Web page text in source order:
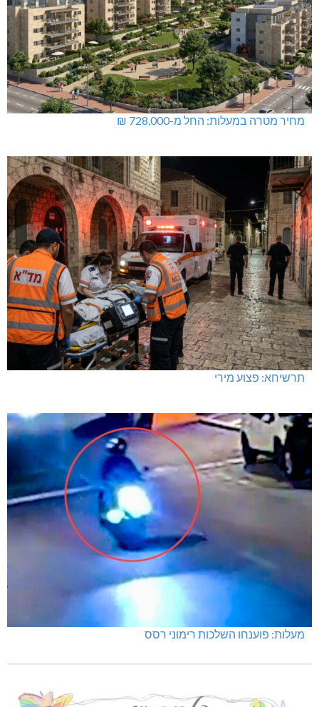
מחיר מטרה במעלות: החל מ-728,000 ₪
תרשיחא: פצוע מירי
מעלות: פוענחו השלכות רימוני רסס